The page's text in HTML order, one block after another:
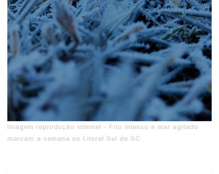
Imagem reprodução internet - Frio intenso e mar agitado
marcam a semana no Litoral Sul de SC